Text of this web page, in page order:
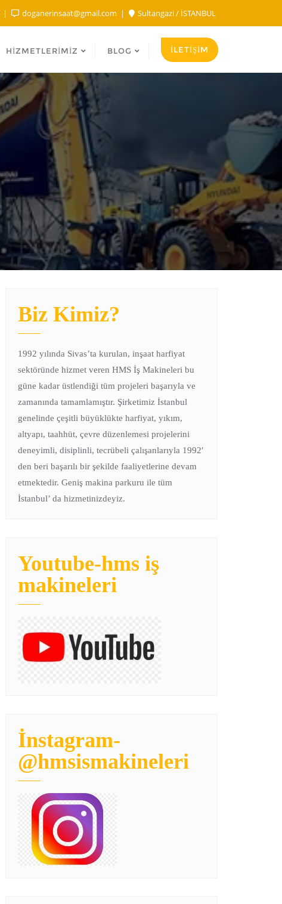
doganerinsaat@gmail.com Sultangazi / İSTANBUL
HIZMETLERIMIZ BLOG İLETİŞİM
Biz Kimiz?
1992 yılında Sivas’ta kurulan, inşaat harfiyat
sektöründe hizmet veren HMS İş Makineleri bu
güne kadar üstlendiği tüm projeleri başarıyla ve
zamanında tamamlamıştır. Şirketimiz İstanbul
genelinde çeşitli büyüklükte harfiyat, yıkım,
altyapı, taahhüt, çevre düzenlemesi projelerini
deneyimli, disiplinli, tecrübeli çalışanlarıyla 1992′
den beri başarılı bir şekilde faaliyetlerine devam
etmektedir. Geniş makina parkuru ile tüm
İstanbul’ da hizmetinizdeyiz.
Youtube-hms iş
makineleri
İnstagram-
@hmsismakineleri